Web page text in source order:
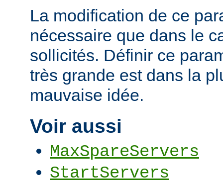
La modification de ce
nécessaire que dans le
sollicités. Définir ce
très grande est dans la
mauvaise idée.
Voir aussi
MaxSpareServers
StartServers